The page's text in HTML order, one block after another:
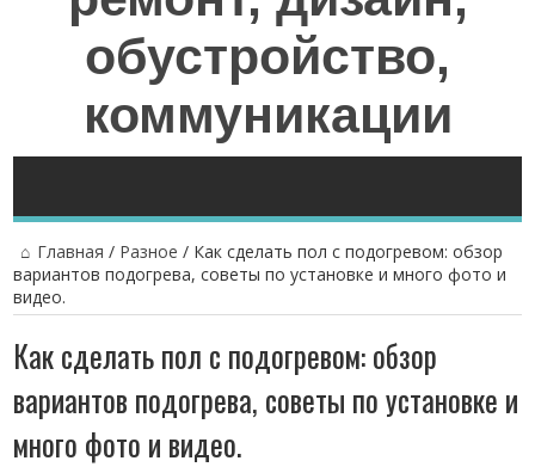
Главная / Разное / Как сделать пол с подогревом: обзор
вариантов подогрева, советы по установке и много фото и
видео.
Как сделать пол с подогревом: обзор
вариантов подогрева, советы по установке и
много фото и видео.